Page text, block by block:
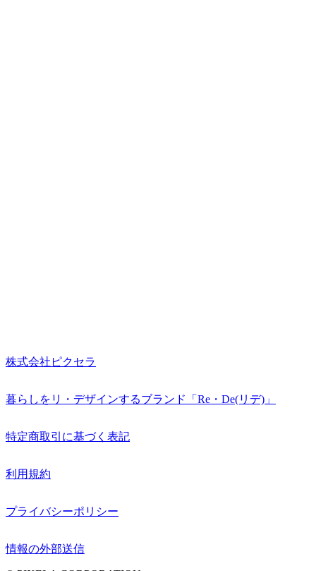
株式会社ピクセラ
暮らしをリ・デザインするブランド「Re・De(リデ)」
特定商取引に基づく表記
利用規約
プライバシーポリシー
情報の外部送信